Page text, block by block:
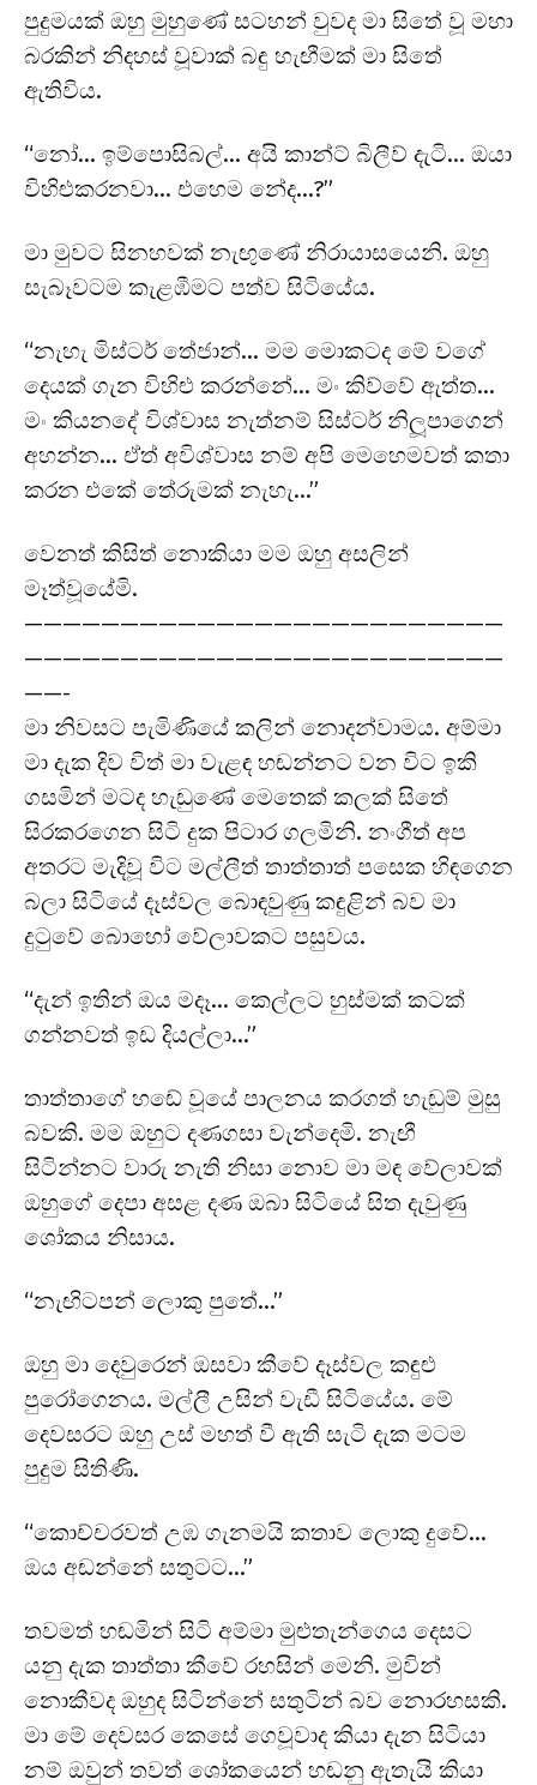
පුදුමයක් ඔහු මුහුණේ සටහන් වුවද මා සිතේ වූ මහා
බරකින් නිදහස් වූවාක් බඳු හැඟීමක් මා සිතේ
ඇතිවිය.
“නෝ… ඉම්පොසිබල්… අයි කාන්ට් බිලීව් දැටි… ඔයා
විහිළුකරනවා… එහෙම නේද…?”
මා මුවට සිනහවක් නැඟුණේ නිරායාසයෙනි. ඔහු
සැබෑවටම කැළඹීමට පත්ව සිටියේය.
“නැහැ මිස්ටර් තේජාන්… මම මොකටද මේ වගේ
දෙයක් ගැන විහිළු කරන්නේ… මං කිව්වේ ඇත්ත…
මං කියනදේ විශ්වාස නැත්නම් සිස්ටර් නිලූපාගෙන්
අහන්න… ඒත් අවිශ්වාස නම් අපි මෙහෙමවත් කතා
කරන එකේ තේරුමක් නැහැ…”
වෙනත් කිසිත් නොකියා මම ඔහු අසලින්
මෑත්වූයේමි.
—————————————————————————
—————————————————————————
——-
මා නිවසට පැමිණියේ කලින් නොදන්වාමය. අම්මා
මා දැක දිව විත් මා වැළඳ හඬන්නට වන විට ඉකි
ගසමින් මටද හැඬුණේ මෙතෙක් කලක් සිතේ
සිරකරගෙන සිටි දුක පිටාර ගලමිනි. නංගීත් අප
අතරට මැදිවූ විට මල්ලීත් තාත්තාත් පසෙක හිඳගෙන
බලා සිටියේ දෑස්වල බොඳවුණු කඳුළින් බව මා
දුටුවේ බොහෝ වේලාවකට පසුවය.
“දැන් ඉතින් ඔය මදෑ… කෙල්ලට හුස්මක් කටක්
ගන්නවත් ඉඩ දියල්ලා…”
තාත්තාගේ හඬේ වූයේ පාලනය කරගත් හැඬුම් මුසු
බවකි. මම ඔහුට දණගසා වැන්දෙමි. නැඟී
සිටින්නට වාරු නැති නිසා නොව මා මඳ වේලාවක්
ඔහුගේ දෙපා අසළ දණ ඔබා සිටියේ සිත දැවුණු
ශෝකය නිසාය.
“නැඟිටපන් ලොකු පුතේ…”
ඔහු මා දෙවුරෙන් ඔසවා කීවේ දෑස්වල කඳුළු
පුරෝගෙනය. මල්ලී උසින් වැඩී සිටියේය. මේ
දෙවසරට ඔහු උස් මහත් වී ඇති සැටි දැක මටම
පුදුම සිතිණි.
“කොච්චරවත් උඹ ගැනමයි කතාව ලොකු දුවේ…
ඔය අඬන්නේ සතුටට…”
තවමත් හඬමින් සිටි අම්මා මුළුතැන්ගෙය දෙසට
යනු දැක තාත්තා කීවේ රහසින් මෙනි. මුවින්
නොකීවද ඔහුද සිටින්නේ සතුටින් බව නොරහසකි.
මා මේ දෙවසර කෙසේ ගෙවූවාද කියා දැන සිටියා
නම් ඔවුන් තවත් ශෝකයෙන් හඬනු ඇතැයි කියා